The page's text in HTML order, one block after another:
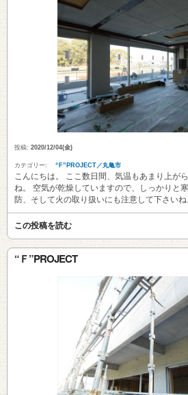
投稿: 2020/12/04(金)
カテゴリー: “F”PROJECT／丸亀市
こんにちは。 ここ数日間、気温もあまり上が
ね。 空気が乾燥していますので、しっかりと
防、そして火の取り扱いにも注意して下さい
この投稿を読む
“Ｆ”PROJECT